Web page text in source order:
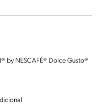
by NESCAFÉ® Dolce Gusto®